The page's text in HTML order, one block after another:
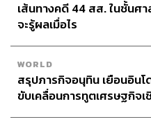
ผู้นำสิ่งแวดล้อมอย่างแข็งขั
‘ตัดไม้ทำลายป่า ปูทาง
ด้านจาก COP30
เส้นทางคดี 44 สส. ในชั้นศ
จะรู้ผลเมื่อไร
WORLD
สรุปภารกิจอนุทิน เยือนอินโ
ขับเคลื่อนการทูตเศรษฐกิจเ